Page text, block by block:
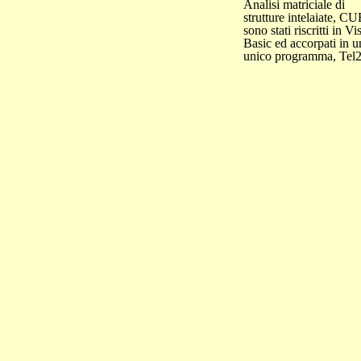
Analisi matriciale di
strutture intelaiate,
sono stati riscritti in
Basic ed accorpati in
unico programma,